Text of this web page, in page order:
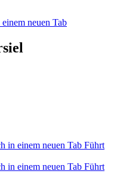
neuen Tab
in einem neuen Tab Führt
in einem neuen Tab Führt